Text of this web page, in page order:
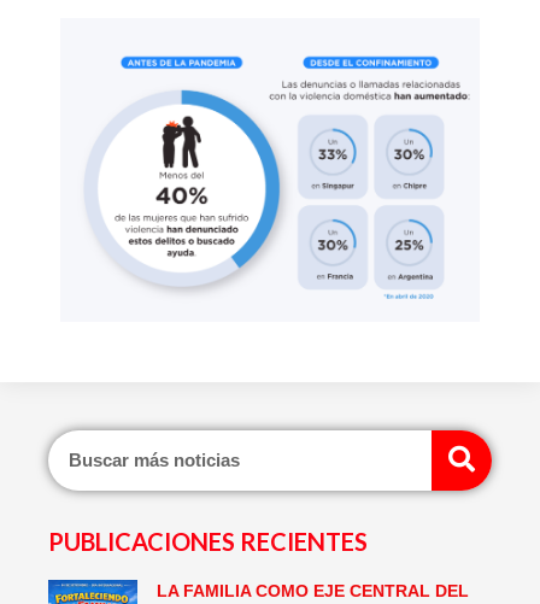
PUBLICACIONES RECIENTES
LA FAMILIA COMO EJE CENTRAL DEL
PagePagePagePagePagePage